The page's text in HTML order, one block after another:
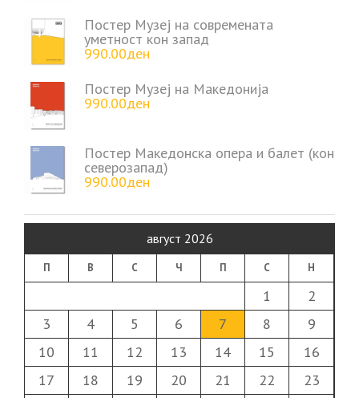
Постер Музеј на современата
уметност кон запад
990.00ден
Постер Музеј на Македонија
990.00ден
Постер Македонска опера и балет (кон
северозапад)
990.00ден
август 2026
П В С Ч П С Н
1
2
3
4 5 6 7 8
9
10
11 12 13 14 15
16
17
18 19 20 21 22
23